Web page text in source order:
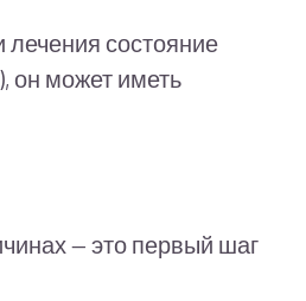
состояние
он может иметь
— это первый шаг